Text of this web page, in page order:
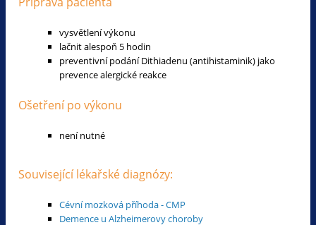
vysvětlení výkonu
lačnit alespoň 5 hodin
preventivní podání Dithiadenu (antihistaminik) jako
prevence alergické reakce
Ošetření po výkonu
není nutné
Související lékařské diagnózy:
Cévní mozková příhoda - CMP
Demence u Alzheimerovy choroby